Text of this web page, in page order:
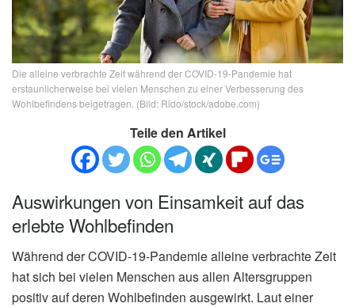
Die alleine verbrachte Zeit während der COVID-19-Pandemie hat
erstaunlicherweise bei vielen Menschen zu einer Verbesserung des
Wohlbefindens beigetragen. (Bild: Rido/stock/adobe.com)
Teile den Artikel
Auswirkungen von Einsamkeit auf das
erlebte Wohlbefinden
Während der COVID-19-Pandemie alleine verbrachte Zeit
hat sich bei vielen Menschen aus allen Altersgruppen
positiv auf deren Wohlbefinden ausgewirkt. Laut einer